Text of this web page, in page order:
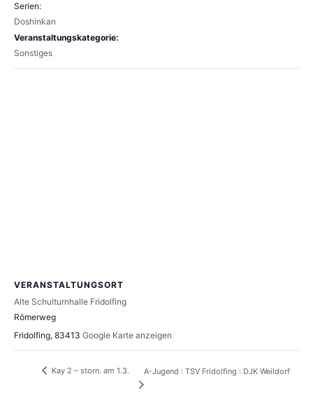
Serien:
Doshinkan
Veranstaltungskategorie:
Sonstiges
VERANSTALTUNGSORT
Alte Schulturnhalle Fridolfing
Römerweg
Fridolfing, 83413 Google Karte anzeigen
Kay 2 – storn. am 1.3. A-Jugend : TSV Fridolfing : DJK Weildorf